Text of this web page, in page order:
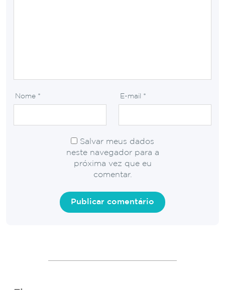
Nome * E-mail *
Salvar meus dados
neste navegador para a
próxima vez que eu
comentar.